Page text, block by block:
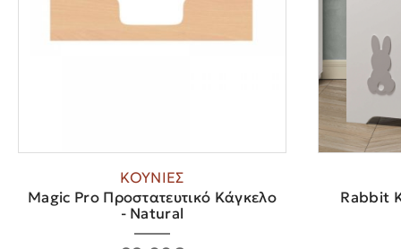
ΚΟΥΝΙΕΣ
Magic Pro Προστατευτικό Κάγκελο
- Natural
Rabbit